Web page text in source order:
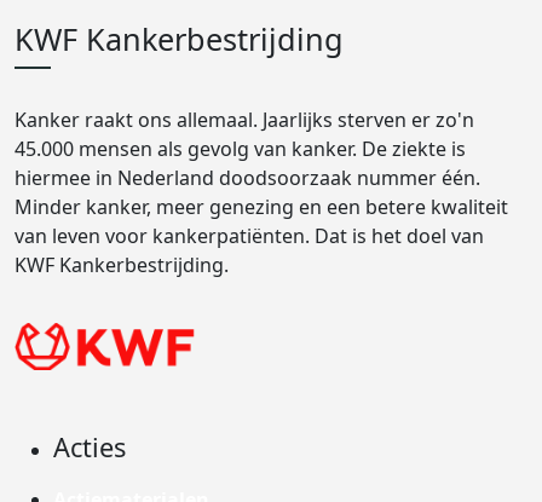
KWF Kankerbestrijding
Kanker raakt ons allemaal. Jaarlijks sterven er zo'n
45.000 mensen als gevolg van kanker. De ziekte is
hiermee in Nederland doodsoorzaak nummer één.
Minder kanker, meer genezing en een betere kwaliteit
van leven voor kankerpatiënten. Dat is het doel van
KWF Kankerbestrijding.
Acties